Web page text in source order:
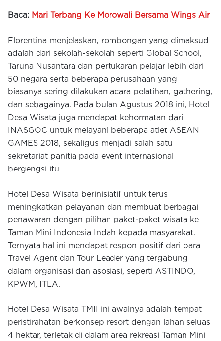
Baca: Mari Terbang Ke Morowali Bersama Wings Air
Florentina menjelaskan, rombongan yang dimaksud
adalah dari sekolah-sekolah seperti Global School,
Taruna Nusantara dan pertukaran pelajar lebih dari
50 negara serta beberapa perusahaan yang
biasanya sering dilakukan acara pelatihan, gathering,
dan sebagainya. Pada bulan Agustus 2018 ini, Hotel
Desa Wisata juga mendapat kehormatan dari
INASGOC untuk melayani beberapa atlet ASEAN
GAMES 2018, sekaligus menjadi salah satu
sekretariat panitia pada event internasional
bergengsi itu.
Hotel Desa Wisata berinisiatif untuk terus
meningkatkan pelayanan dan membuat berbagai
penawaran dengan pilihan paket-paket wisata ke
Taman Mini Indonesia Indah kepada masyarakat.
Ternyata hal ini mendapat respon positif dari para
Travel Agent dan Tour Leader yang tergabung
dalam organisasi dan asosiasi, seperti ASTINDO,
KPWM, ITLA.
Hotel Desa Wisata TMII ini awalnya adalah tempat
peristirahatan berkonsep resort dengan lahan seluas
4 hektar, terletak di dalam area rekreasi Taman Mini